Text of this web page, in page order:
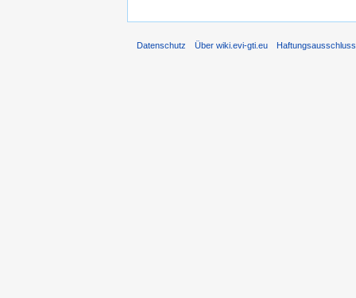
Datenschutz Über wiki.evi-gti.eu Haftungsausschluss